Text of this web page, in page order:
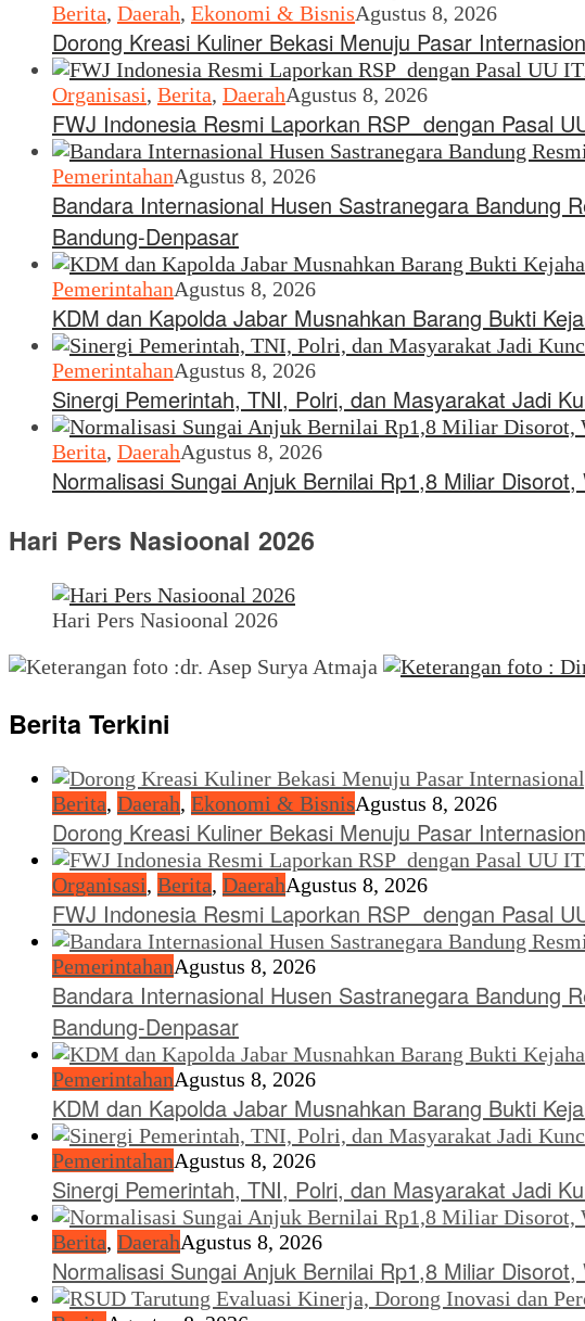
Berita, Daerah, Ekonomi & BisnisAgustus 8, 2026
Dorong Kreasi Kuliner Bekasi Menuju Pasar
Organisasi, Berita, DaerahAgustus 8, 2026
FWJ Indonesia Resmi Laporkan RSP dengan Pasal
PemerintahanAgustus 8, 2026
Bandara Internasional Husen Sastranegara Bandung
Bandung-Denpasar
PemerintahanAgustus 8, 2026
KDM dan Kapolda Jabar Musnahkan Barang Bukti
PemerintahanAgustus 8, 2026
Sinergi Pemerintah, TNI, Polri, dan Masyarakat Jadi
Berita, DaerahAgustus 8, 2026
Normalisasi Sungai Anjuk Bernilai Rp1,8 Miliar
Hari Pers Nasioonal 2026
Hari Pers Nasioonal 2026
Berita Terkini
Berita, Daerah, Ekonomi & BisnisAgustus 8, 2026
Dorong Kreasi Kuliner Bekasi Menuju Pasar
Organisasi, Berita, DaerahAgustus 8, 2026
FWJ Indonesia Resmi Laporkan RSP dengan Pasal
PemerintahanAgustus 8, 2026
Bandara Internasional Husen Sastranegara Bandung
Bandung-Denpasar
PemerintahanAgustus 8, 2026
KDM dan Kapolda Jabar Musnahkan Barang Bukti
PemerintahanAgustus 8, 2026
Sinergi Pemerintah, TNI, Polri, dan Masyarakat Jadi
Berita, DaerahAgustus 8, 2026
Normalisasi Sungai Anjuk Bernilai Rp1,8 Miliar